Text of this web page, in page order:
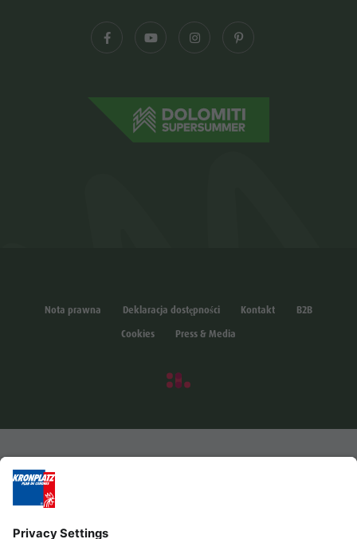
Nota prawna Deklaracja dostępności Kontakt
B2B
Cookies
Press & Media